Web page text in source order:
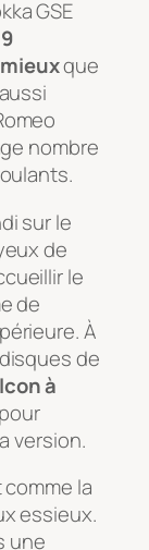
GSE
que
nombre
sur le
de
le
de
À
de
à
version.
la
essieux.
une